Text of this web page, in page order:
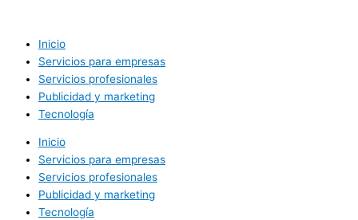
contenido
Inicio
Servicios para empresas
Servicios profesionales
Publicidad y marketing
Tecnología
Inicio
Servicios para empresas
Servicios profesionales
Publicidad y marketing
Tecnología